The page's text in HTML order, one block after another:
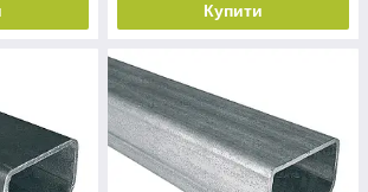
Купити